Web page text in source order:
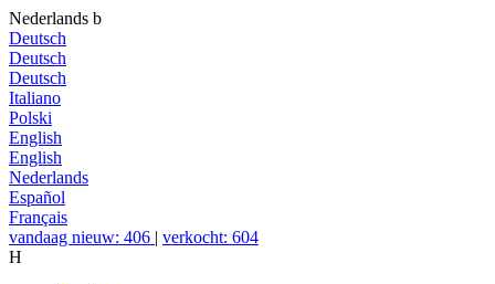
Nederlands b
Deutsch
Deutsch
Deutsch
Italiano
Polski
English
English
Nederlands
Español
Français
vandaag nieuw: 406 | verkocht: 604
H